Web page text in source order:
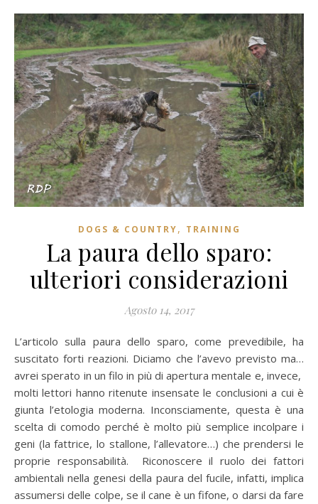
DOGS & COUNTRY, TRAINING
La paura dello sparo:
ulteriori considerazioni
Agosto 14, 2017
L’articolo sulla paura dello sparo, come prevedibile, ha
suscitato forti reazioni. Diciamo che l’avevo previsto ma…
avrei sperato in un filo in più di apertura mentale e, invece,
molti lettori hanno ritenute insensate le conclusioni a cui è
giunta l’etologia moderna. Inconsciamente, questa è una
scelta di comodo perché è molto più semplice incolpare i
geni (la fattrice, lo stallone, l’allevatore…) che prendersi le
proprie responsabilità. Riconoscere il ruolo dei fattori
ambientali nella genesi della paura del fucile, infatti, implica
assumersi delle colpe, se il cane è un fifone, o darsi da fare